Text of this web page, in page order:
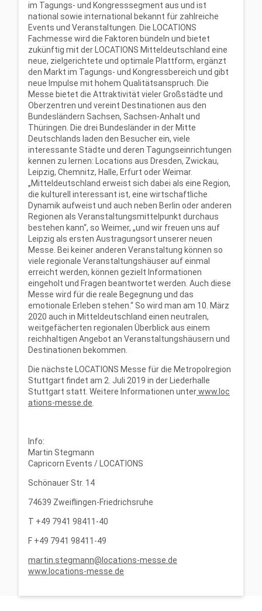
im Tagungs- und Kongresssegment aus und ist
national sowie international bekannt für zahlreiche
Events und Veranstaltungen. Die LOCATIONS
Fachmesse wird die Faktoren bündeln und bietet
zukünftig mit der LOCATIONS Mitteldeutschland eine
neue, zielgerichtete und optimale Plattform, ergänzt
den Markt im Tagungs- und Kongressbereich und gibt
neue Impulse mit hohem Qualitätsanspruch. Die
Messe bietet die Attraktivität vieler Großstädte und
Oberzentren und vereint Destinationen aus den
Bundesländern Sachsen, Sachsen-Anhalt und
Thüringen. Die drei Bundesländer in der Mitte
Deutschlands laden den Besucher ein, viele
interessante Städte und deren Tagungseinrichtungen
kennen zu lernen: Locations aus Dresden, Zwickau,
Leipzig, Chemnitz, Halle, Erfurt oder Weimar.
„Mitteldeutschland erweist sich dabei als eine Region,
die kulturell interessant ist, eine wirtschaftliche
Dynamik aufweist und auch neben Berlin oder anderen
Regionen als Veranstaltungsmittelpunkt durchaus
bestehen kann“, so Weimer, „und wir freuen uns auf
Leipzig als ersten Austragungsort unserer neuen
Messe. Bei keiner anderen Veranstaltung können so
viele regionale Veranstaltungshäuser auf einmal
erreicht werden, können gezielt Informationen
eingeholt und Fragen beantwortet werden. Auch diese
Messe wird für die reale Begegnung und das
emotionale Erleben stehen.“ So wird man am 10. März
2020 auch in Mitteldeutschland einen neutralen,
weitgefächerten regionalen Überblick aus einem
reichhaltigen Angebot an Veranstaltungshäusern und
Destinationen bekommen.
Die nächste LOCATIONS Messe für die Metropolregion
Stuttgart findet am 2. Juli 2019 in der Liederhalle
Stuttgart statt. Weitere Informationen unterwww.loc
ations-messe.de
Info:
Martin Stegmann
Capricorn Events / LOCATIONS
Schönauer Str. 14
74639 Zweiflingen-Friedrichsruhe
T +49 7941 98411-40
F +49 7941 98411-49
martin.stegmann@locations-messe.de
www.locations-messe.de